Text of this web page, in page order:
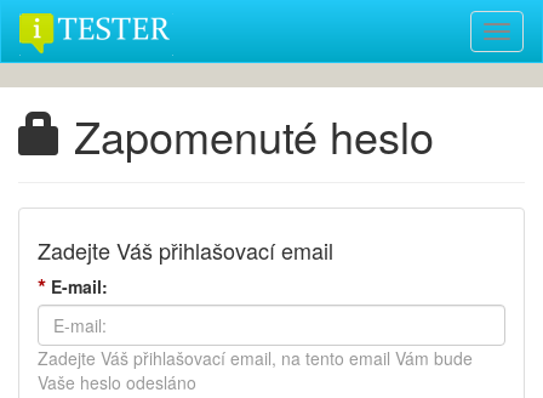
Zapomenuté heslo
Zadejte Váš přihlašovací email
* E-mail:
Zadejte Váš přihlašovací email, na tento email Vám bude
Vaše heslo odesláno